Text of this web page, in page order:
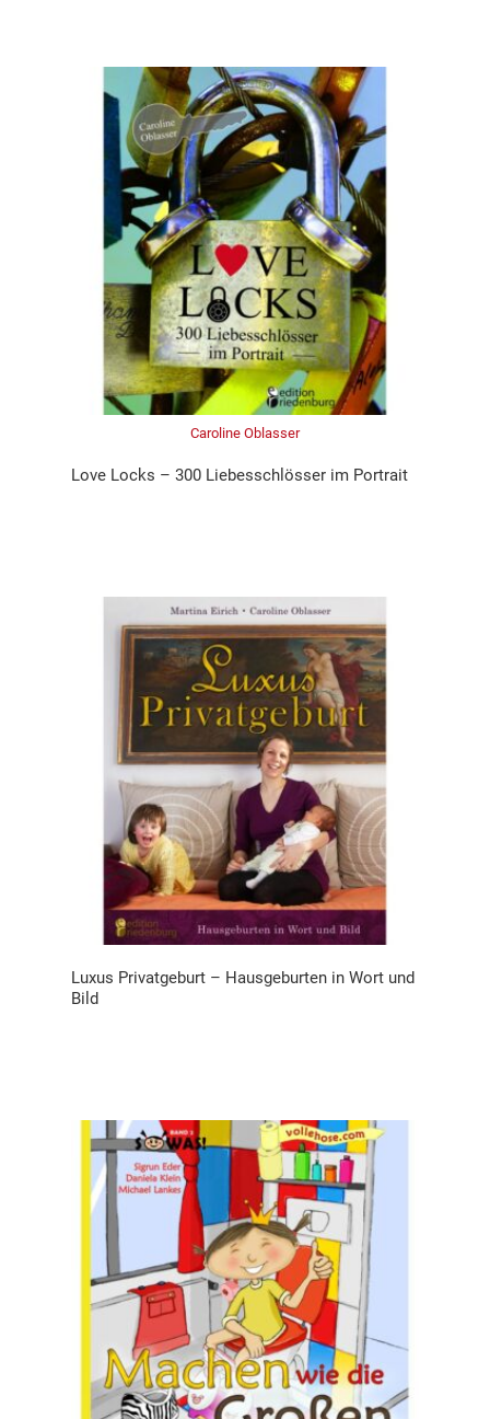
Caroline Oblasser
Love Locks – 300 Liebesschlösser im Portrait
Luxus Privatgeburt – Hausgeburten in Wort und
Bild